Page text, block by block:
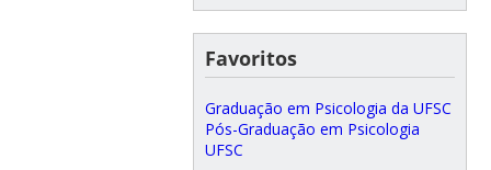
Favoritos
Graduação em Psicologia da UFSC
Pós-Graduação em Psicologia
UFSC